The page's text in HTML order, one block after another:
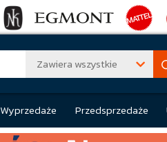
Zawiera wszystkie
Wyprzedaże Przedsprzedaże